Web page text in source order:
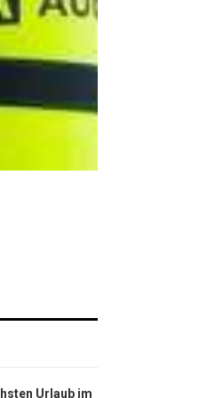
Urlaub im